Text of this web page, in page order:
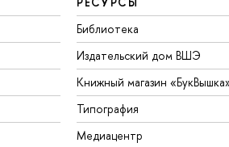
Библиотека
Издательский дом ВШЭ
Книжный магазин
Типография
Медиацентр